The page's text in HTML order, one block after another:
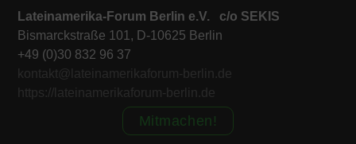
Lateinamerika-Forum Berlin e.V. c/o SEKIS
Bismarckstraße 101, D-10625 Berlin
+49 (0)30 832 96 37
kontakt@lateinamerikaforum-berlin.de
https://lateinamerikaforum-berlin.de
Mitmachen!